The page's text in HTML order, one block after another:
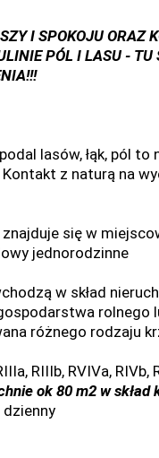
I SPOKOJU ORAZ
PÓL I LASU - TU
lasów, łąk, pól to
z naturą na
się w
jednorodzinne
w skład
rolnego
różnego rodzaju
RIIIb, RVIVa, RIVb,
ok 80 m2 w skład